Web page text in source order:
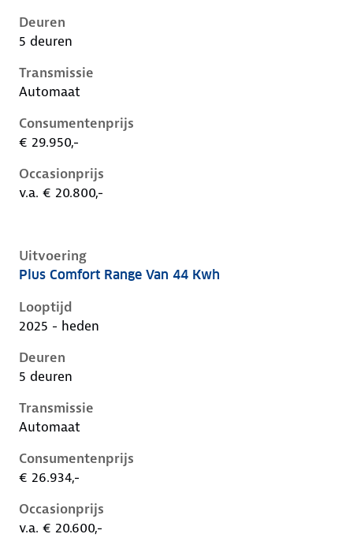
Deuren
5 deuren
Transmissie
Automaat
Consumentenprijs
€ 29.950,-
Occasionprijs
v.a. € 20.800,-
Uitvoering
Citroen C3 iv, van 44 kwh, 83 kW, Elektrisch, 5
Plus Comfort Range Van 44 Kwh
Looptijd
2025 - heden
Deuren
5 deuren
Transmissie
Automaat
Consumentenprijs
€ 26.934,-
Occasionprijs
v.a. € 20.600,-